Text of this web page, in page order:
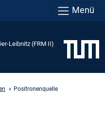
Menü
Leibnitz (FRM II)
Positronenquelle